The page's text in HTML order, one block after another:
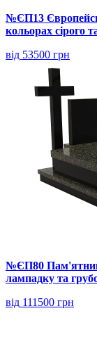
№ЄП13
кольорах сірого
від 53500 грн
№ЄП80 Пам'ятник
лампадку та
від 111500 грн